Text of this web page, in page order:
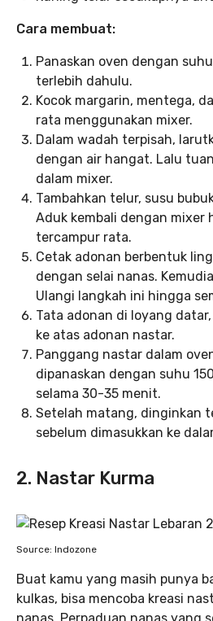
Cara membuat:
Panaskan oven dengan
terlebih dahulu.
Kocok margarin, mentega,
rata menggunakan mixer.
Dalam wadah terpisah,
dengan air hangat. Lalu
dalam mixer.
Tambahkan telur, susu
Aduk kembali dengan mixer
tercampur rata.
Cetak adonan berbentuk
dengan selai nanas.
Ulangi langkah ini hingga
Tata adonan di loyang
ke atas adonan nastar.
Panggang nastar dalam
dipanaskan dengan suhu
selama 30-35 menit.
Setelah matang, dinginkan
sebelum dimasukkan ke
2. Nastar Kurma
Source: Indozone
Buat kamu yang masih punya
kulkas, bisa mencoba kreasi